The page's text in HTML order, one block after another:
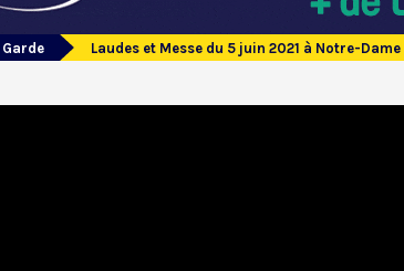
Laudes et Messe du 5 juin 2021 à Notre-